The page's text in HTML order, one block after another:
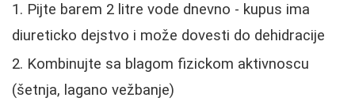
Pijte barem 2 litre vode dnevno - kupus ima
diureticko dejstvo i može dovesti do dehidracije
Kombinujte sa blagom fizickom aktivnoscu
(šetnja, lagano vežbanje)